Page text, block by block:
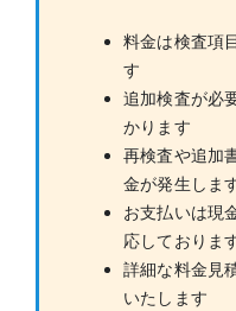
料金は検査項
す
追加検査が必
かります
再検査や追加
金が発生しま
お支払いは現
応しておりま
詳細な料金見
いたします